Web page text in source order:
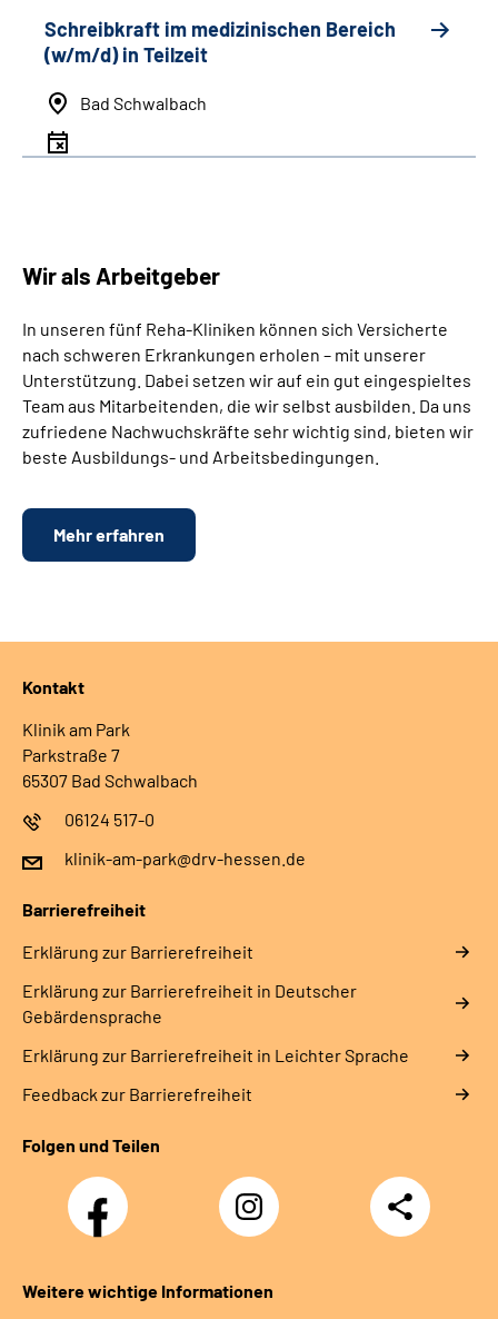
Schreibkraft im medizinischen Bereich
(w/m/d) in Teilzeit
Bad Schwalbach
Wir als Arbeitgeber
In unseren fünf Reha-Kliniken können sich Versicherte
nach schweren Erkrankungen erholen – mit unserer
Unterstützung. Dabei setzen wir auf ein gut eingespieltes
Team aus Mitarbeitenden, die wir selbst ausbilden. Da uns
zufriedene Nachwuchskräfte sehr wichtig sind, bieten wir
beste Ausbildungs- und Arbeitsbedingungen.
Mehr erfahren
Kontakt
Klinik am Park
Parkstraße 7
65307 Bad Schwalbach
06124 517-0
klinik-am-park@drv-hessen.de
Barrierefreiheit
Erklärung zur Barrierefreiheit
Erklärung zur Barrierefreiheit in Deutscher
Gebärdensprache
Erklärung zur Barrierefreiheit in Leichter Sprache
Feedback zur Barrierefreiheit
Folgen und Teilen
Facebook Instagram
Teilen
Weitere wichtige Informationen